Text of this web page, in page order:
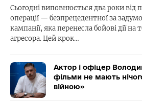
Сьогодні виповнюється два роки від
операції — безпрецедентної за
кампанії, яка перенесла бойові дії
агресора. Цей крок…
Актор і офіцер
фільми не мають
війною»